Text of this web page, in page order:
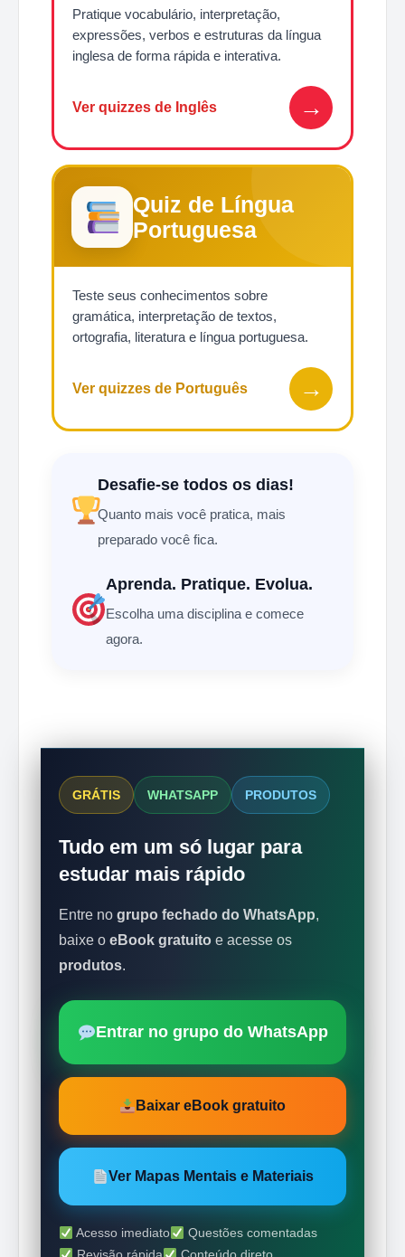
Pratique vocabulário, interpretação,
expressões, verbos e estruturas da língua
inglesa de forma rápida e interativa.
Ver quizzes de Inglês →
Quiz de Língua
Portuguesa
Teste seus conhecimentos sobre
gramática, interpretação de textos,
ortografia, literatura e língua portuguesa.
Ver quizzes de Português →
Desafie-se todos os dias!
Quanto mais você pratica, mais
preparado você fica.
Aprenda. Pratique. Evolua.
Escolha uma disciplina e comece
agora.
GRÁTIS WHATSAPP PRODUTOS
Tudo em um só lugar para
estudar mais rápido
Entre no grupo fechado do WhatsApp,
baixe o eBook gratuito e acesse os
produtos.
Entrar no grupo do WhatsApp
Baixar eBook gratuito
Ver Mapas Mentais e Materiais
Acesso imediato
Questões comentadas